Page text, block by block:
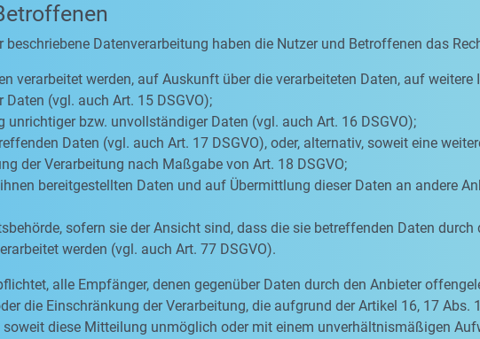
Datenverarbeitung haben die Nutzer und Betroffenen das
verarbeitet werden, auf Auskunft über die verarbeiteten Daten, auf
(vgl. auch Art. 15 DSGVO);
bzw. unvollständiger Daten (vgl. auch Art. 16 DSGVO);
Daten (vgl. auch Art. 17 DSGVO), oder, alternativ, soweit eine
der Verarbeitung nach Maßgabe von Art. 18 DSGVO;
bereitgestellten Daten und auf Übermittlung dieser Daten an andere
sofern sie der Ansicht sind, dass die sie betreffenden Daten durch
werden (vgl. auch Art. 77 DSGVO).
alle Empfänger, denen gegenüber Daten durch den Anbieter
die Einschränkung der Verarbeitung, die aufgrund der Artikel 16, 17 Abs.
diese Mitteilung unmöglich oder mit einem unverhältnismäßigen